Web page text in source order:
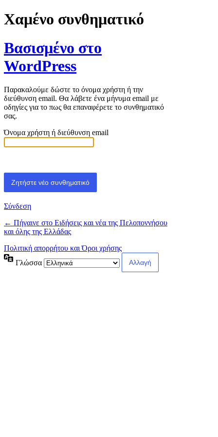
Χαμένο συνθηματικό
Βασισμένο στο
WordPress
Παρακαλούμε δώστε το όνομα χρήστη ή την
διεύθυνση email. Θα λάβετε ένα μήνυμα email με
οδηγίες για το πως θα επαναφέρετε το συνθηματικό
σας.
Όνομα χρήστη ή διεύθυνση email
Σύνδεση
← Πήγαινε στο Ειδήσεις και νέα της Πελοποννήσου
και όλης της Ελλάδας
Πολιτική απορρήτου και Όροι χρήσης
Γλώσσα